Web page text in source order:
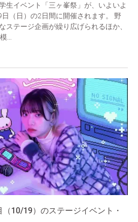
生イベント「三ヶ峯祭」が、いよいよ
（日）の2日間に開催されます。 野
ステージ企画が繰り広げられるほか、
...
10/19）のステージイベント・